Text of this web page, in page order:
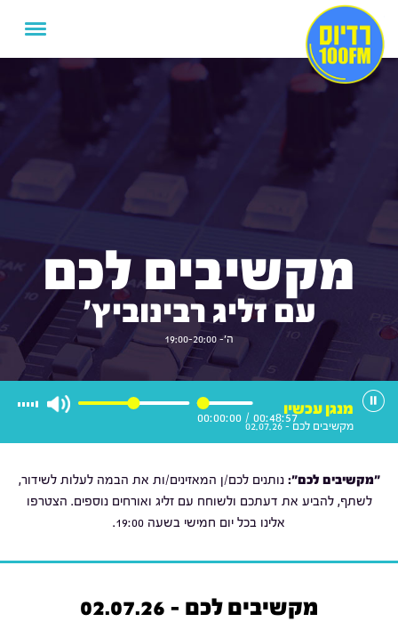
מקשיבים לכם
עם זליג רבינוביץ'
ה'- 19:00-20:00
00:48:57
/
00:00:00
מנגן עכשיו
מקשיבים לכם - 02.07.26
"מקשיבים לכם": נותנים לכם/ן המאזינים/ות את הבמה לעלות לשידור,
לשתף, להביע את דעתכם ולשוחח עם זליג ואורחים נוספים. הצטרפו
אלינו בכל יום חמישי בשעה 19:00.
מקשיבים לכם - 02.07.26